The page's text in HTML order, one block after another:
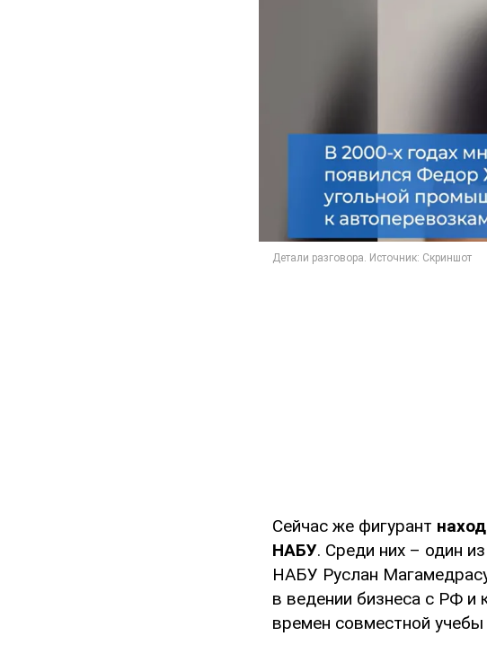
Сейчас же фигурант
НАБУ. Среди них – один
НАБУ Руслан
в ведении бизнеса с РФ и
времен совместной